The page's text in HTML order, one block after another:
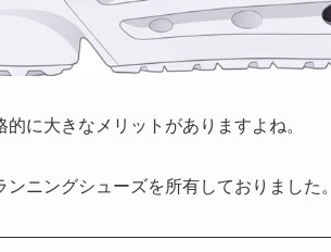
に大きなメリットがありますよね。
ニングシューズを所有しておりました。